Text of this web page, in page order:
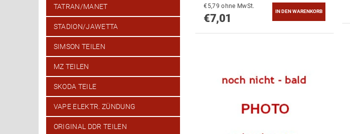
TATRAN/MANET
STADION/JAWETTA
SIMSON TEILEN
MZ TEILEN
SKODA TEILE
VAPE ELEKTR. ZÜNDUNG
ORIGINAL DDR TEILEN
€5,79 ohne MwSt.
€7,01